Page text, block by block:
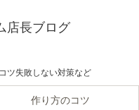
店長ブログ
ツ失敗しない対策など
作り方のコツ